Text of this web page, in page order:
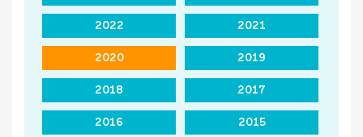
2022 2021
2020 2019
2018 2017
2016 2015